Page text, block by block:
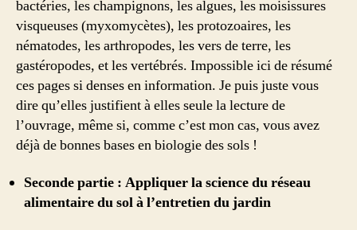
bactéries, les champignons, les algues, les moisissures
visqueuses (myxomycètes), les protozoaires, les
nématodes, les arthropodes, les vers de terre, les
gastéropodes, et les vertébrés. Impossible ici de résumé
ces pages si denses en information. Je puis juste vous
dire qu’elles justifient à elles seule la lecture de
l’ouvrage, même si, comme c’est mon cas, vous avez
déjà de bonnes bases en biologie des sols !
Seconde partie : Appliquer la science du réseau
alimentaire du sol à l’entretien du jardin